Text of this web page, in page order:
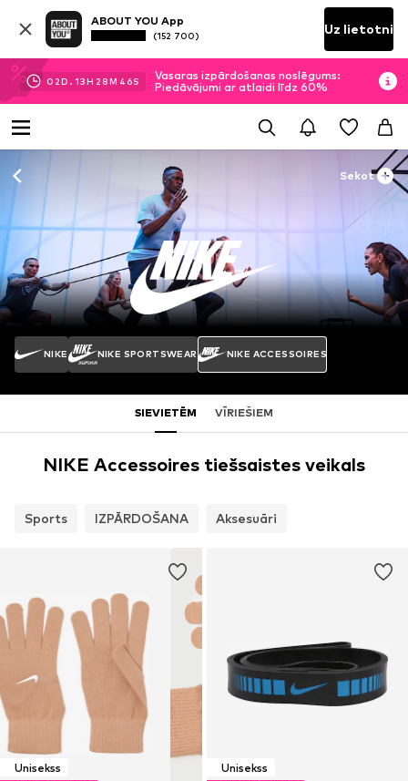
ABOUT YOU App
(152 700) Uz lietotni
02D. 13H 28M 45S
Vasaras izpārdošanas noslēgums:
Piedāvājumi ar atlaidi līdz 60%
Sekot
NIKE NIKE SPORTSWEAR NIKE ACCESSOIRES
SIEVIETĒM VĪRIEŠIEM
NIKE Accessoires tiešsaistes veikals
Sports IZPĀRDOŠANA Aksesuāri
Unisekss
Unisekss